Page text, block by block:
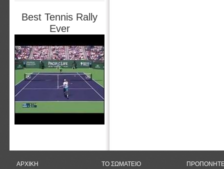
Best Tennis Rally
Ever
ΑΡΧΙΚΗ
ΤΟ ΣΩΜΑΤΕΙΟ